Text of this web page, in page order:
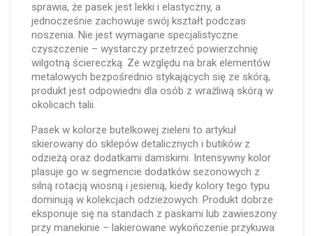
sprawia, że pasek jest lekki i elastyczny, a
jednocześnie zachowuje swój kształt podczas
noszenia. Nie jest wymagane specjalistyczne
czyszczenie – wystarczy przetrzeć powierzchnię
wilgotną ściereczką. Ze względu na brak elementów
metalowych bezpośrednio stykających się ze skórą,
produkt jest odpowiedni dla osób z wrażliwą skórą w
okolicach talii.
Pasek w kolorze butelkowej zieleni to artykuł
skierowany do sklepów detalicznych i butików z
odzieżą oraz dodatkami damskimi. Intensywny kolor
plasuje go w segmencie dodatków sezonowych z
silną rotacją wiosną i jesienią, kiedy kolory tego typu
dominują w kolekcjach odzieżowych. Produkt dobrze
eksponuje się na standach z paskami lub zawieszony
przy manekinie – lakierowane wykończenie przykuwa